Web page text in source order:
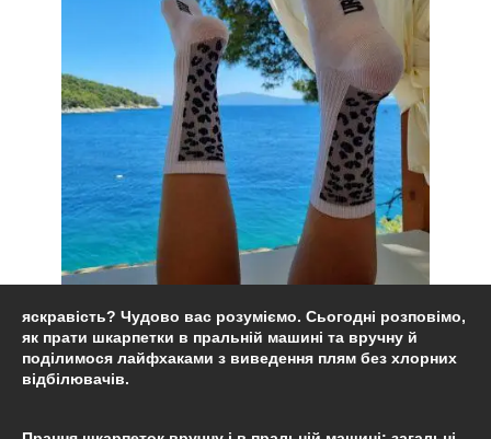
яскравість? Чудово вас розуміємо. Сьогодні розповімо,
як прати шкарпетки в пральній машині та вручну й
поділимося лайфхаками з виведення плям без хлорних
відбілювачів.